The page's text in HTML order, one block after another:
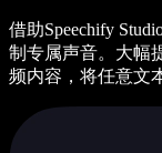
借助Speechify
制专属声音。大幅
频内容，将任意文